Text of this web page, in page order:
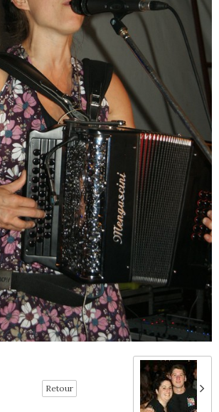
Retour